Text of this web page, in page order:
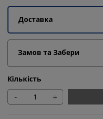
Доставка
Замов та Забери
Кількість
- +